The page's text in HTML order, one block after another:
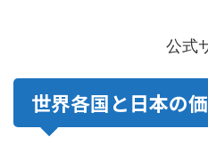
公式
世界各国と日本の